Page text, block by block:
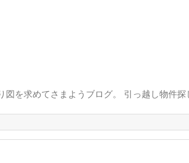
を求めてさまようブログ。 引っ越し物件探